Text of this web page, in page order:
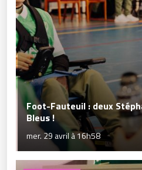
Foot-Fauteuil : deux
Bleus !
mer. 29 avril à 16h58